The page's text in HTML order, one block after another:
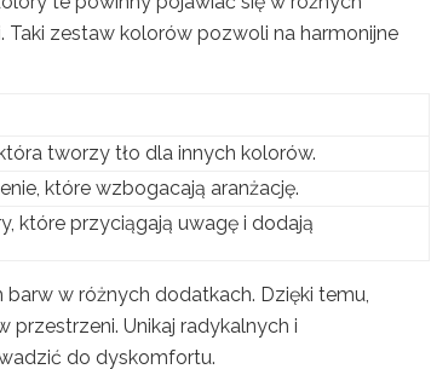
zestaw kolorów pozwoli na harmonijne
tworzy tło dla innych kolorów.
które wzbogacają aranżację.
które przyciągają uwagę i dodają
w różnych dodatkach. Dzięki temu,
Unikaj radykalnych i
do dyskomfortu.